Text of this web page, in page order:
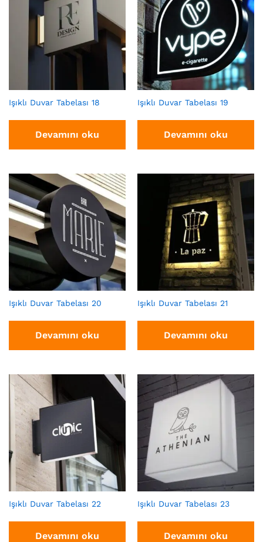
Işıklı Duvar Tabelası 18
Devamını oku
Işıklı Duvar Tabelası 19
Devamını oku
Işıklı Duvar Tabelası 20
Devamını oku
Işıklı Duvar Tabelası 21
Devamını oku
Işıklı Duvar Tabelası 22
Devamını oku
Işıklı Duvar Tabelası 23
Devamını oku